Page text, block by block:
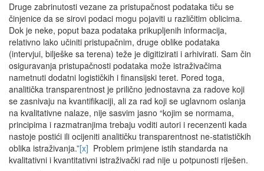
Druge zabrinutosti vezane za pristupačnost podataka tiču se
činjenice da se sirovi podaci mogu pojaviti u različitim oblicima.
Dok je neke, poput baza podataka prikupljenih informacija,
relativno lako učiniti pristupačnim, druge oblike podataka
(intervjui, bilješke sa terena) teže je digitizirati i arhivirati. Sam čin
osiguravanja pristupačnosti podataka može istraživačima
nametnuti dodatni logističkih i finansijski teret. Pored toga,
analitička transparentnost je prilično jednostavna za radove koji
se zasnivaju na kvantifikaciji, ali za rad koji se uglavnom oslanja
na kvalitativne nalaze, nije sasvim jasno “kojim se normama,
principima i razmatranjima trebaju voditi autori i recenzenti kada
nastoje postići ili ocijeniti analitičku transparentnost ne-statističkih
oblika istraživanja.”[x] Problem primjene istih standarda na
kvalitativni i kvantitativni istraživački rad nije u potpunosti riješen.